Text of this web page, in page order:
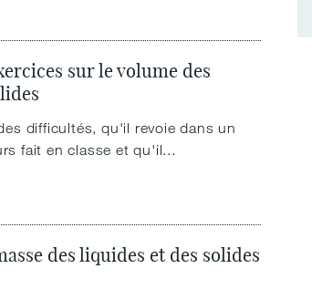
sur le volume des
difficultés, qu'il revoie dans un
fait en classe et qu'il...
des liquides et des solides